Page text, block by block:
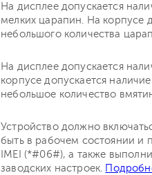
На дисплее допускается
мелких царапин. На корпусе
небольшого количества
На дисплее допускается
корпусе допускается
небольшое количество
Устройство должно
быть в рабочем состоянии и
IMEI (*#06#), а также
заводских настроек.